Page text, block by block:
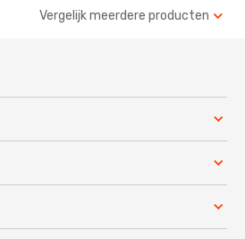
Vergelijk meerdere producten